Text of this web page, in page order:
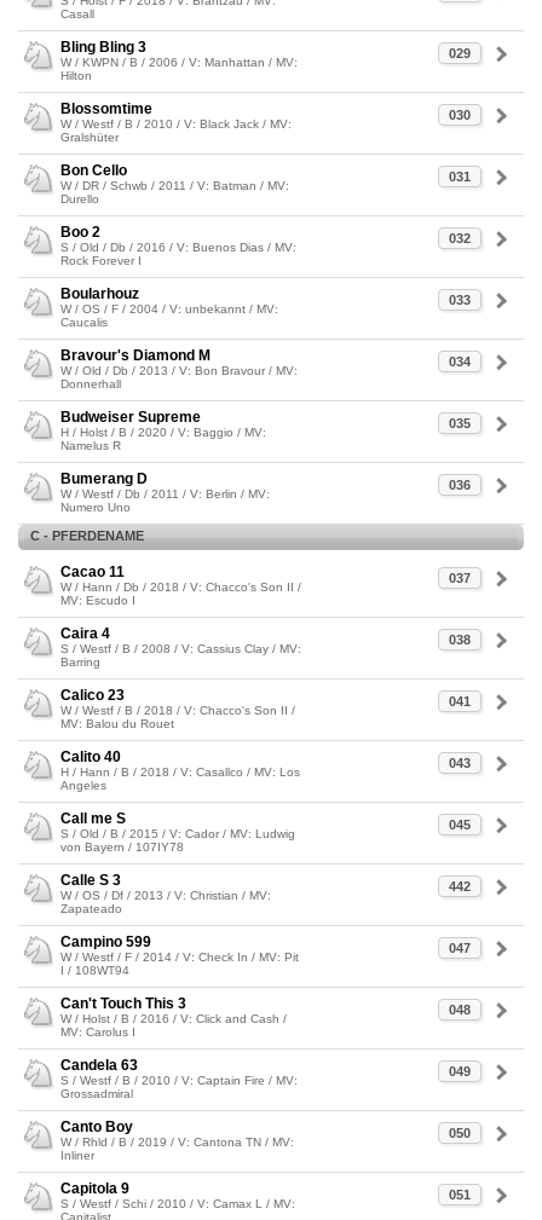
Casall
029
Bling Bling 3
W / KWPN / B / 2006 / V: Manhattan / MV:
Hilton
030
Blossomtime
W / Westf / B / 2010 / V: Black Jack / MV:
Gralshüter
031
Bon Cello
W / DR / Schwb / 2011 / V: Batman / MV:
Durello
032
Boo 2
S / Old / Db / 2016 / V: Buenos Dias / MV:
Rock Forever I
033
Boularhouz
W / OS / F / 2004 / V: unbekannt / MV:
Caucalis
034
Bravour's Diamond M
W / Old / Db / 2013 / V: Bon Bravour / MV:
Donnerhall
035
Budweiser Supreme
H / Holst / B / 2020 / V: Baggio / MV:
Namelus R
036
Bumerang D
W / Westf / Db / 2011 / V: Berlin / MV:
Numero Uno
C - PFERDENAME
037
Cacao 11
W / Hann / Db / 2018 / V: Chacco's Son II /
MV: Escudo I
038
Caira 4
S / Westf / B / 2008 / V: Cassius Clay / MV:
Barring
041
Calico 23
W / Westf / B / 2018 / V: Chacco's Son II /
MV: Balou du Rouet
043
Calito 40
H / Hann / B / 2018 / V: Casallco / MV: Los
Angeles
045
Call me S
S / Old / B / 2015 / V: Cador / MV: Ludwig
von Bayern / 107IY78
442
Calle S 3
W / OS / Df / 2013 / V: Christian / MV:
Zapateado
047
Campino 599
W / Westf / F / 2014 / V: Check In / MV: Pit
I / 108WT94
048
Can't Touch This 3
W / Holst / B / 2016 / V: Click and Cash /
MV: Carolus I
049
Candela 63
S / Westf / B / 2010 / V: Captain Fire / MV:
Grossadmiral
050
Canto Boy
W / Rhld / B / 2019 / V: Cantona TN / MV:
Inliner
051
Capitola 9
S / Westf / Schi / 2010 / V: Camax L / MV:
Capitalist